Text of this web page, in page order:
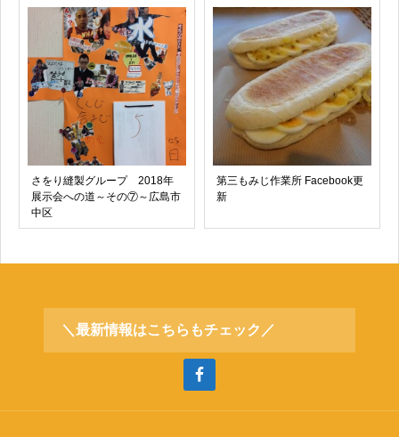
さをり縫製グループ 2018年
展示会への道～その⑦～広島市
中区
第三もみじ作業所 Facebook更
新
＼最新情報はこちらもチェック／